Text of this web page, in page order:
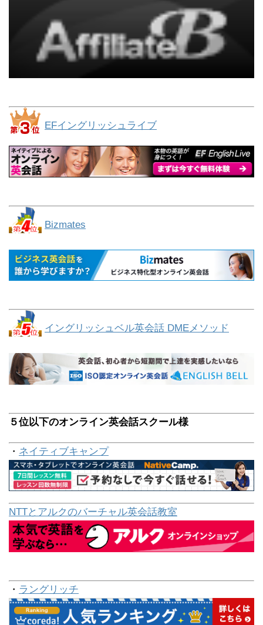
EFイングリッシュライブ
Bizmates
イングリッシュベル英会話 DMEメソッド
５位以下のオンライン英会話スクール様
・ ネイティブキャンプ
NTTとアルクのバーチャル英会話教室
・ ラングリッチ